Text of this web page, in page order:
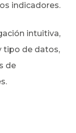
indicadores.
intuitiva,
tipo de datos,
de